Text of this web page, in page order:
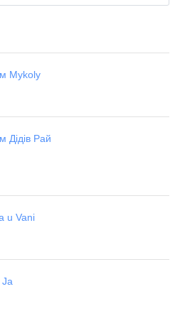
Mykoly
Дідів Рай
u Vani